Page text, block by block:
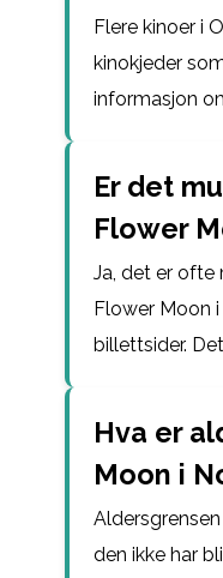
Flere kinoer i
kinokjeder
informasjon
Er det
Flower
Ja, det er
Flower Moon
billettsider.
Hva er
Moon i
den ikke har